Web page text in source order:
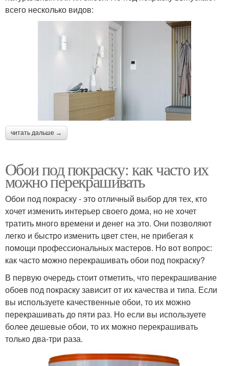
всего несколько видов:
читать дальше →
Обои под покраску: как часто их
можно перекрашивать
Обои под покраску - это отличный выбор для тех, кто
хочет изменить интерьер своего дома, но не хочет
тратить много времени и денег на это. Они позволяют
легко и быстро изменить цвет стен, не прибегая к
помощи профессиональных мастеров. Но вот вопрос:
как часто можно перекрашивать обои под покраску?
В первую очередь стоит отметить, что перекрашивание
обоев под покраску зависит от их качества и типа. Если
вы используете качественные обои, то их можно
перекрашивать до пяти раз. Но если вы используете
более дешевые обои, то их можно перекрашивать
только два-три раза.